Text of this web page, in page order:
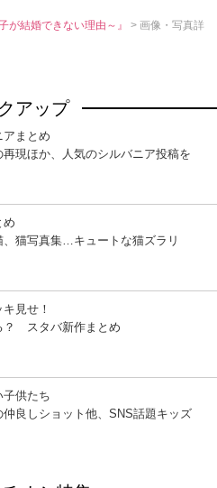
が結婚できない理由～』> 画像・写真詳
アップ
アまとめ
再現ほか、人気のシルバニア投稿を
め
、猫写真集…キュートな猫ズラリ
見せ！
？ スタバ新作まとめ
子供たち
良しショット他、SNS話題キッズ